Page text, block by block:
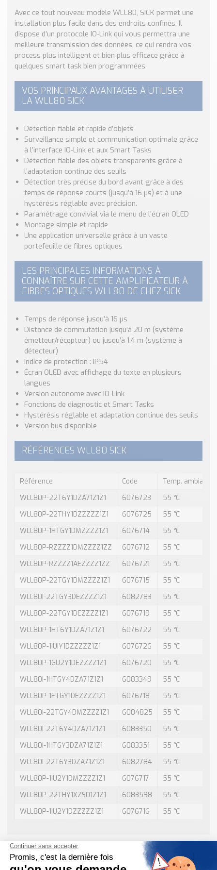
Conseils et Actualités
Catalogue des essentiels pour les brasseries et micro-
brasseries
Contact & Devis
Avec ce tout nouveau modèle WLL80, SICK permet une
installation plus facile dans des endroits confinés. Il
dispose d’un protocole IO-Link qui vous permettra une
meilleure transmission des données, ce qui rendra vos
process plus intelligent et bien plus efficace grâce à
quelques smart task bien programmées.
VOS PRINCIPAUX AVANTAGES À UTILISER
LA WLL80 SICK
Détection fiable et rapide d’objets
Surveillance simple et communication optimale grâce
à l’interface IO-Link et aux Smart Tasks
Détection fiable des objets transparents grâce à
l’adaptation continue des seuils
Détection très précise du bord avant grâce à des
temps de réponse courts (jusqu’à 16 µs) et à une
hystérésis réglable avec précision.
Paramétrage convivial via le menu de l’écran OLED
Montage simple et rapide
Une application universelle grâce à un vaste
portefeuille de fibres optiques
LES PRINCIPALES INFORMATIONS À
CONNAÎTRE SUR CETTE AMPLIFICATEUR À
FIBRES OPTIQUES WLL80 DE CHEZ SICK
Temps de réponse jusqu’à 16 µs
Distance de commutation jusqu’à 20 m (système
émetteur/récepteur) ou jusqu’à 1,4 m (système à
détecteur)
Indice de protection : IP54
Écran OLED avec affichage du texte en plusieurs
langues
Version autonome avec IO-Link
Fonctions de diagnostic et Smart Tasks
Hystérésis réglable et adaptation continue des seuils
Version bus disponible
RÉFÉRENCES WLL80 SICK
Référence Code
Temp.
WLL80P-22T6Y1DZA71Z1Z1
6076723
55 °C
WLL80P-22THY1DZZZZZ1Z1
6076725
55 °C
WLL80P-1HTGY1DMZZZZ1Z1
6076714
55 °C
WLL80P-RZZZZ1DMZZZZ1ZZ
6076712
55 °C
WLL80P-RZZZZ1AEZZZZ1ZZ
6076721
55 °C
WLL80P-22TGY1DMZZZZ1Z1
6076715
55 °C
WLL80I-22TGY3DEZZZZ1Z1
6082783
55 °C
WLL80P-22TGY1DEZZZZ1Z1
6076719
55 °C
WLL80P-1HT6Y1DZA71Z1Z1
6076722
55 °C
WLL80P-1IUIY1DZZZZZ1Z1
6076726
55 °C
WLL80P-1GU2Y1DEZZZZ1Z1
6076720
55 °C
WLL80I-1HT6Y4DZA71Z1Z1
6083349
55 °C
WLL80P-1FTGY1DEZZZZ1Z1
6076718
55 °C
WLL80I-22TGY4DMZZZZ1Z1
6084825
55 °C
WLL80I-22T6Y4DZA71Z1Z1
6083350
55 °C
WLL80I-1HT6Y3DZA71Z1Z1
6083351
55 °C
WLL80I-22T6Y3DZA71Z1Z1
6082784
55 °C
WLL80P-1IU2Y1DMZZZZ1Z1
6076717
55 °C
WLL80P-22THY1XZS01Z1Z1
6083598
55 °C
WLL80P-1IU2Y1DZZZZZ1Z1
6076716 55 °C